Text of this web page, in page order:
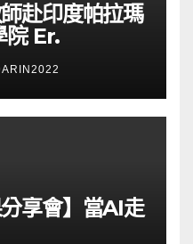
赴印度帕拉瑪
院 Er.
分享會】當AI走